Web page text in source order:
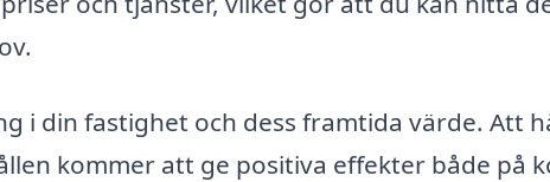
i din fastighet och dess framtida värde. Att
kommer att ge positiva effekter både på